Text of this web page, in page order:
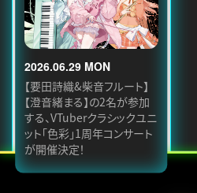
2026.06.29 MON
【要田詩織&柴音フルート】
【澄音緒まる】の2名が参加
する、VTuberクラシックユニ
ット「色彩」1周年コンサート
が開催決定！